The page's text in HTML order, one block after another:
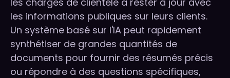
les informations publiques sur leurs clients.
Un système basé sur l'IA peut rapidement
synthétiser de grandes quantités de
documents pour fournir des résumés précis
ou répondre à des questions spécifiques,